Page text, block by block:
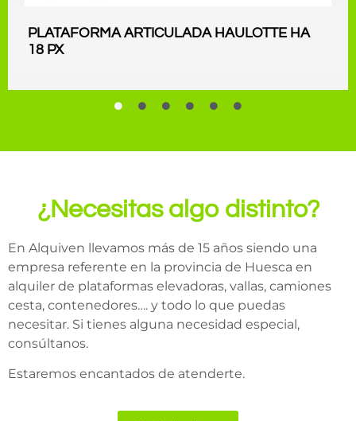
PLATAFORMA ARTICULADA HAULOTTE HA
18 PX
¿Necesitas algo distinto?
En Alquiven llevamos más de 15 años siendo una
empresa referente en la provincia de Huesca en
alquiler de plataformas elevadoras, vallas, camiones
cesta, contenedores…. y todo lo que puedas
necesitar. Si tienes alguna necesidad especial,
consúltanos.
Estaremos encantados de atenderte.